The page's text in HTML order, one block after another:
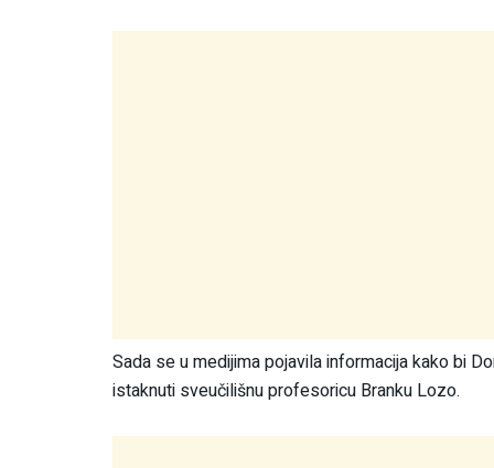
Sada se u medijima pojavila informacija kako bi
istaknuti sveučilišnu profesoricu Branku Lozo.